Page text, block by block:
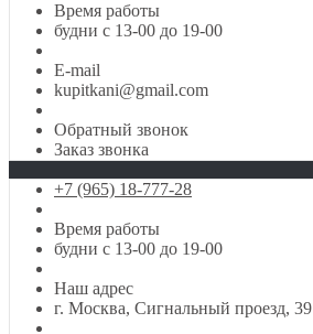
Время работы
будни с 13-00 до 19-00
E-mail
kupitkani@gmail.com
Обратный звонок
Заказ звонка
+7 (965) 18-777-28
Время работы
будни с 13-00 до 19-00
Наш адрес
г. Москва, Сигнальный проезд, 39